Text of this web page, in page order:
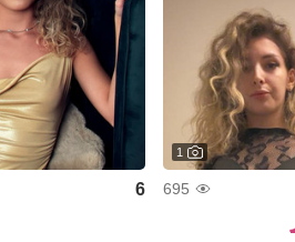
1
695
6